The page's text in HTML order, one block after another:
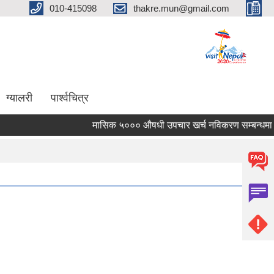
010-415098 thakre.mun@gmail.com
ग्यालरी पार्श्वचित्र
मासिक ५००० औषधी उपचार खर्च नविकरण सम्बन्धमा ।